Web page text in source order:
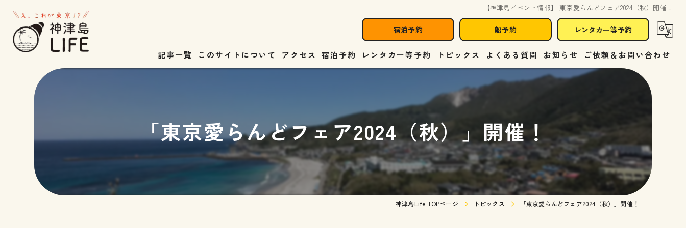
【神津島イベント情報】 東京愛らんどフェア2024（秋）開催！
宿泊予約 船予約 レンタカー等予約
記事一覧
星
旧跡・名所
このサイトについて アクセス 宿泊予約 レンタカー等予約 トピックス よくある質問 お知らせ ご依頼＆お問い合わせ
「東京愛らんどフェア2024（秋）」開催！
神津島Life TOPページ トピックス 「東京愛らんどフェア2024（秋）」開催！